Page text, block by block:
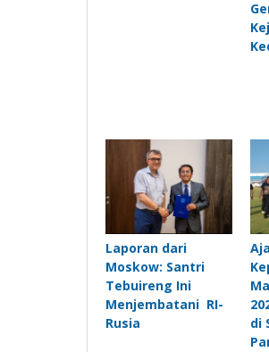
Laporan dari
Moskow: Santri
Tebuireng Ini
Menjembatani RI-
Rusia
di